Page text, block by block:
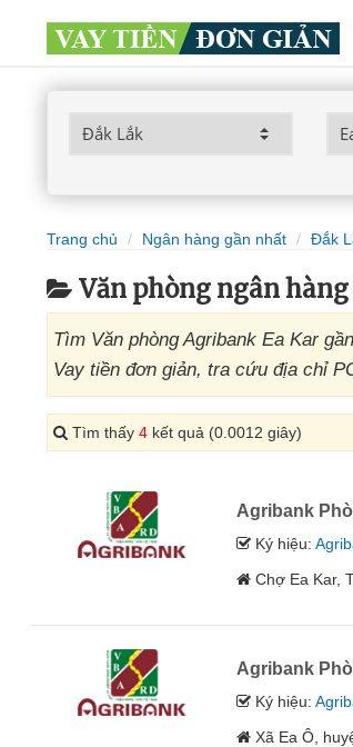
Trang chủ Ngân hàng gần nhất Đắk
Văn phòng ngân
Tìm Văn phòng Agribank Ea Kar
Vay tiền đơn giản, tra cứu địa chỉ
Tìm thấy 4 kết quả (0.0012 giây)
Agribank
Ký hiệu:
Chợ Ea Kar,
Agribank
Ký hiệu:
Xã Ea Ô,